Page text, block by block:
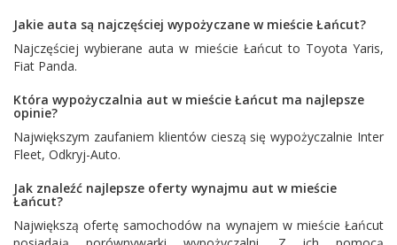
Jakie auta są najczęściej wypożyczane w mieście Łańcut?
Najczęściej wybierane auta w mieście Łańcut to Toyota Yaris,
Fiat Panda.
Która wypożyczalnia aut w mieście Łańcut ma najlepsze
opinie?
Największym zaufaniem klientów cieszą się wypożyczalnie Inter
Fleet, Odkryj-Auto.
Jak znaleźć najlepsze oferty wynajmu aut w mieście
Łańcut?
Największą ofertę samochodów na wynajem w mieście Łańcut